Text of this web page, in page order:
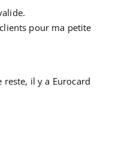
pour ma petite
il y a Eurocard